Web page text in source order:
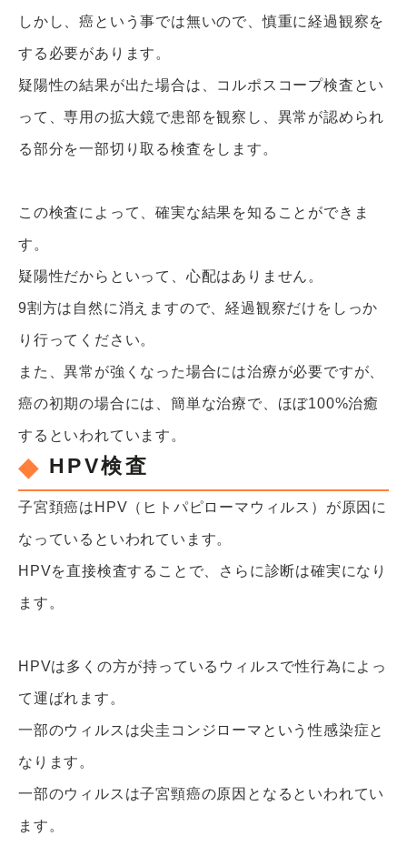
しかし、癌という事では無いので、慎重に経過観察を
する必要があります。
疑陽性の結果が出た場合は、コルポスコープ検査とい
って、専用の拡大鏡で患部を観察し、異常が認められ
る部分を一部切り取る検査をします。
この検査によって、確実な結果を知ることができま
す。
疑陽性だからといって、心配はありません。
9割方は自然に消えますので、経過観察だけをしっか
り行ってください。
また、異常が強くなった場合には治療が必要ですが、
癌の初期の場合には、簡単な治療で、ほぼ100%治癒
するといわれています。
HPV検査
子宮頚癌はHPV（ヒトパピローマウィルス）が原因に
なっているといわれています。
HPVを直接検査することで、さらに診断は確実になり
ます。
HPVは多くの方が持っているウィルスで性行為によっ
て運ばれます。
一部のウィルスは尖圭コンジローマという性感染症と
なります。
一部のウィルスは子宮頸癌の原因となるといわれてい
ます。